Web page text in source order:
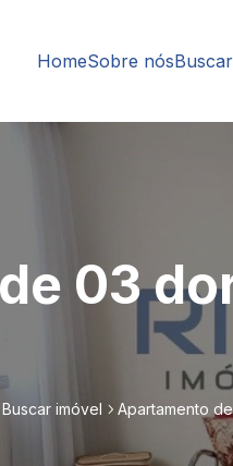
HomeSobre nós
03
Buscar imóvel Apartamento